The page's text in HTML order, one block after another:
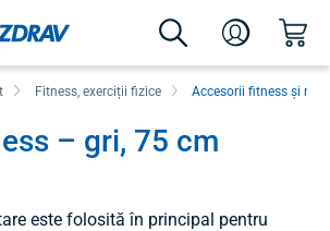
Fitness, exerciții fizice Accesorii fitness și
– gri, 75 cm
este folosită în principal pentru